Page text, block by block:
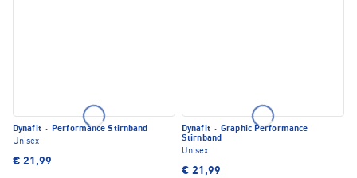
Dynafit · Performance Stirnband
Unisex
€ 21,99
Dynafit · Graphic Performance
Stirnband
Unisex
€ 21,99